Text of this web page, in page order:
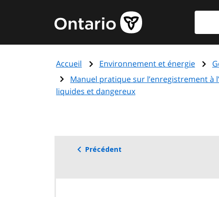
principal
Page
d'accueil
de
l'Ontario
Accueil Environnement et énergie
Manuel pratique sur l’enregistrement
liquides et dangereux
Précédent